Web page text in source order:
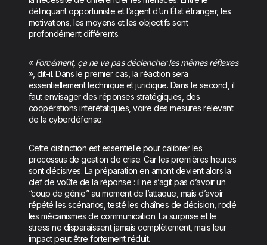
délinquant opportuniste et l’agent d’un État étranger, les
motivations, les moyens et les objectifs sont
profondément différents.
« Forcément, ça ne va pas déclencher les mêmes réflexes
», dit-il. Dans le premier cas, la réaction sera
essentiellement technique et juridique. Dans le second, il
faut envisager des réponses stratégiques, des
coopérations interétatiques, voire des mesures relevant
de la cyberdéfense.
Cette distinction est essentielle pour calibrer les
processus de gestion de crise. Car les premières heures
sont décisives. La préparation en amont devient alors la
clef de voûte de la réponse : il ne s’agit pas d’avoir un
“coup de génie” au moment de l’attaque, mais d’avoir
répété les scénarios, testé les chaînes de décision, rodé
les mécanismes de communication. La surprise et le
stress ne disparaissent jamais complètement, mais leur
impact peut être fortement réduit.